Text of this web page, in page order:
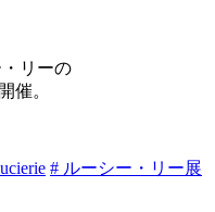
リーの
催。
# ルーシー・リー展